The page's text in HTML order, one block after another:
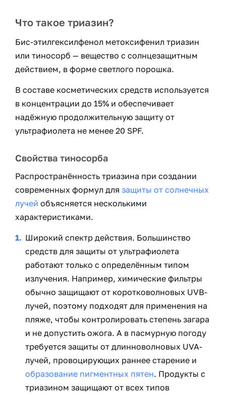
Что такое триазин?
Бис-этилгексилфенол метоксифенил триазин
или тиносорб — вещество с солнцезащитным
действием, в форме светлого порошка.
В составе косметических средств используется
в концентрации до 15% и обеспечивает
надёжную продолжительную защиту от
ультрафиолета не менее 20 SPF.
Свойства тиносорба
Распространённость триазина при создании
современных формул для защиты от солнечных
лучей объясняется несколькими
характеристиками.
Широкий спектр действия. Большинство
средств для защиты от ультрафиолета
работают только с определённым типом
излучения. Например, химические фильтры
обычно защищают от коротковолновых UVB-
лучей, поэтому подходят для применения на
пляже, чтобы контролировать степень загара
и не допустить ожога. А в пасмурную погоду
требуется защиты от длинноволновых UVA-
лучей, провоцирующих раннее старение и
образование пигментных пятен. Продукты с
триазином защищают от всех типов